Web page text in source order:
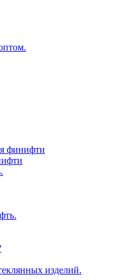
финифти
изделий.